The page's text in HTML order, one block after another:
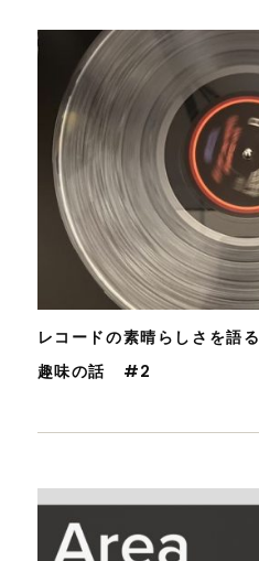
レコードの素晴らしさを語る
趣味の話 #2